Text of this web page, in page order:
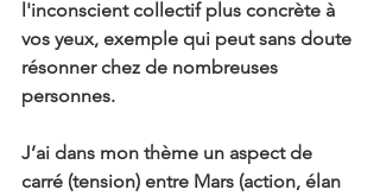
l'inconscient collectif plus concrète à
vos yeux, exemple qui peut sans doute
résonner chez de nombreuses
personnes.
J’ai dans mon thème un aspect de
carré (tension) entre Mars (action, élan